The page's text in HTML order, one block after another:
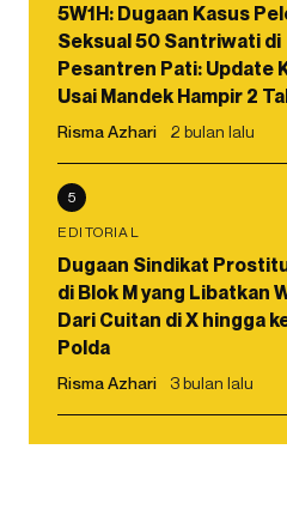
5W1H: Dugaan Kasus
Seksual 50 Santriwati di
Pesantren Pati: Update
Usai Mandek Hampir 2
Risma Azhari 2 bulan lalu
5
EDITORIAL
Dugaan Sindikat
di Blok M yang Libatkan
Dari Cuitan di X hingga
Polda
Risma Azhari 3 bulan lalu